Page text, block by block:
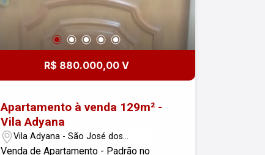
supermercados Pão de Açúcar e
Tauste, Fórum Estadual, Carrefour
Hipermercado, Aquarius Center, Sítio
Mall, Shopping Colinas, entre outros
Presidente Dutra, Anel Viário e demais
regiões da cidade. Quer saber mais ou
agendar uma visita? Entre em contato!
R$ 880.000,00 V
Apartamento à venda 129m² -
Vila Adyana
Vila Adyana - São José dos
Campos/SP
Venda de Apartamento - Padrão no